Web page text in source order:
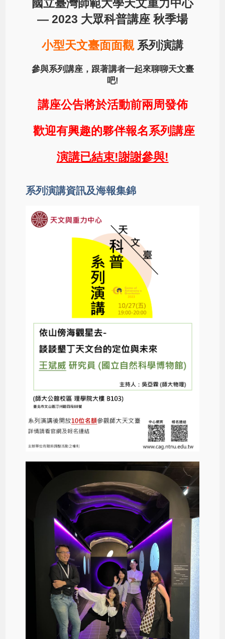
國立臺灣師範大學天文重力中心
— 2023 大眾科普講座 秋季場
小型天文臺面面觀系列演講
參與系列講座，跟著講者一起來聊聊天文臺
吧!
講座公告將於活動前兩周發佈
歡迎有興趣的夥伴報名系列講座
演講已結束!謝謝參與!
系列演講資訊及海報集錦